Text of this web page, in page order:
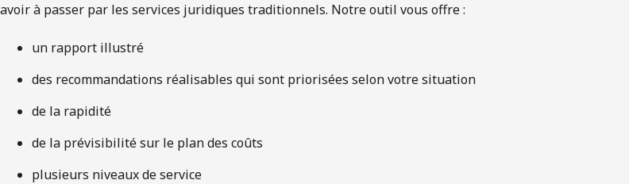
avoir à passer par les services juridiques traditionnels. Notre outil vous offre :
un rapport illustré
des recommandations réalisables qui sont priorisées selon votre situation
de la rapidité
de la prévisibilité sur le plan des coûts
plusieurs niveaux de service